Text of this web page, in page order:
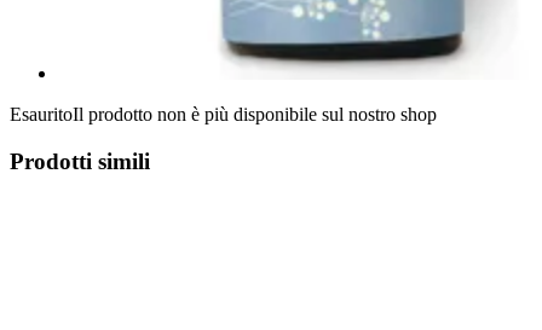
EsauritoIl prodotto non è più disponibile sul nostro shop
Prodotti simili